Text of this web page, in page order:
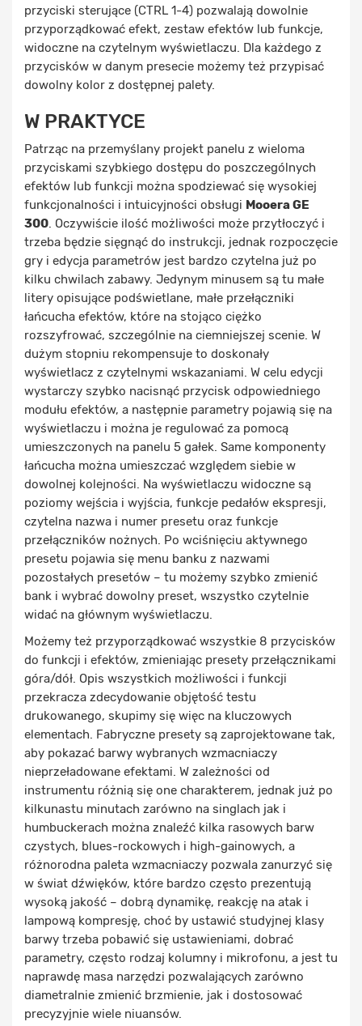
przyciski sterujące (CTRL 1-4) pozwalają dowolnie
przyporządkować efekt, zestaw efektów lub funkcje,
widoczne na czytelnym wyświetlaczu. Dla każdego z
przycisków w danym presecie możemy też przypisać
dowolny kolor z dostępnej palety.
W PRAKTYCE
Patrząc na przemyślany projekt panelu z wieloma
przyciskami szybkiego dostępu do poszczególnych
efektów lub funkcji można spodziewać się wysokiej
funkcjonalności i intuicyjności obsługi Mooera GE
300. Oczywiście ilość możliwości może przytłoczyć i
trzeba będzie sięgnąć do instrukcji, jednak rozpoczęcie
gry i edycja parametrów jest bardzo czytelna już po
kilku chwilach zabawy. Jedynym minusem są tu małe
litery opisujące podświetlane, małe przełączniki
łańcucha efektów, które na stojąco ciężko
rozszyfrować, szczególnie na ciemniejszej scenie. W
dużym stopniu rekompensuje to doskonały
wyświetlacz z czytelnymi wskazaniami. W celu edycji
wystarczy szybko nacisnąć przycisk odpowiedniego
modułu efektów, a następnie parametry pojawią się na
wyświetlaczu i można je regulować za pomocą
umieszczonych na panelu 5 gałek. Same komponenty
łańcucha można umieszczać względem siebie w
dowolnej kolejności. Na wyświetlaczu widoczne są
poziomy wejścia i wyjścia, funkcje pedałów ekspresji,
czytelna nazwa i numer presetu oraz funkcje
przełączników nożnych. Po wciśnięciu aktywnego
presetu pojawia się menu banku z nazwami
pozostałych presetów – tu możemy szybko zmienić
bank i wybrać dowolny preset, wszystko czytelnie
widać na głównym wyświetlaczu.
Możemy też przyporządkować wszystkie 8 przycisków
do funkcji i efektów, zmieniając presety przełącznikami
góra/dół. Opis wszystkich możliwości i funkcji
przekracza zdecydowanie objętość testu
drukowanego, skupimy się więc na kluczowych
elementach. Fabryczne presety są zaprojektowane tak,
aby pokazać barwy wybranych wzmacniaczy
nieprzeładowane efektami. W zależności od
instrumentu różnią się one charakterem, jednak już po
kilkunastu minutach zarówno na singlach jak i
humbuckerach można znaleźć kilka rasowych barw
czystych, blues-rockowych i high-gainowych, a
różnorodna paleta wzmacniaczy pozwala zanurzyć się
w świat dźwięków, które bardzo często prezentują
wysoką jakość – dobrą dynamikę, reakcję na atak i
lampową kompresję, choć by ustawić studyjnej klasy
barwy trzeba pobawić się ustawieniami, dobrać
parametry, często rodzaj kolumny i mikrofonu, a jest tu
naprawdę masa narzędzi pozwalających zarówno
diametralnie zmienić brzmienie, jak i dostosować
precyzyjnie wiele niuansów.